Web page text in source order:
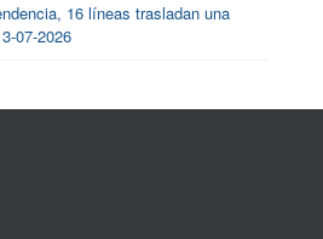
16 líneas trasladan una
07-2026